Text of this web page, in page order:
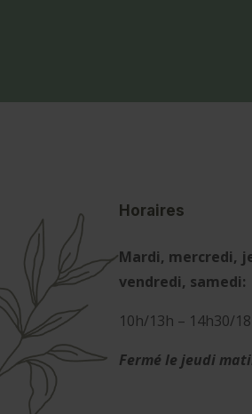
Horaires
Mardi, mercredi,
vendredi, samedi:
10h/13h – 14h30/
Fermé le jeudi